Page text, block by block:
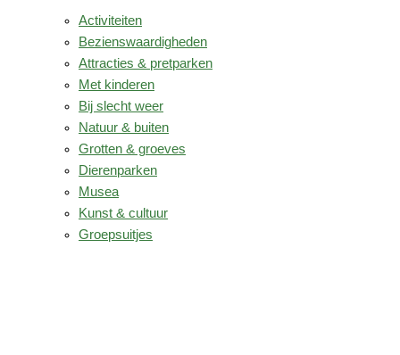
Activiteiten
Bezienswaardigheden
Attracties & pretparken
Met kinderen
Bij slecht weer
Natuur & buiten
Grotten & groeves
Dierenparken
Musea
Kunst & cultuur
Groepsuitjes